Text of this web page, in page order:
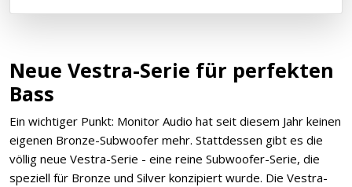
Neue Vestra-Serie für perfekten
Bass
Ein wichtiger Punkt: Monitor Audio hat seit diesem Jahr keinen
eigenen Bronze-Subwoofer mehr. Stattdessen gibt es die
völlig neue Vestra-Serie - eine reine Subwoofer-Serie, die
speziell für Bronze und Silver konzipiert wurde. Die Vestra-